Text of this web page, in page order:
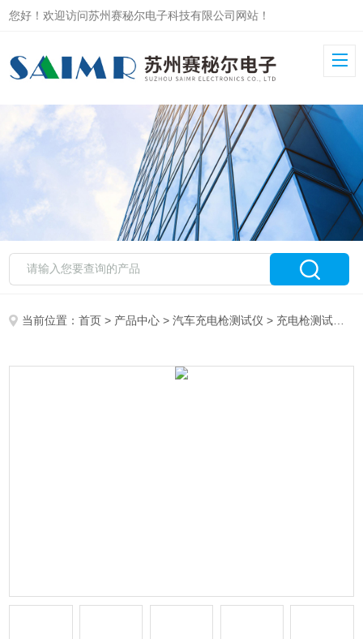
您好！欢迎访问苏州赛秘尔电子科技有限公司网站！
当前位置：首页 > 产品中心 >汽车充电枪测试仪 > 充电枪测试仪